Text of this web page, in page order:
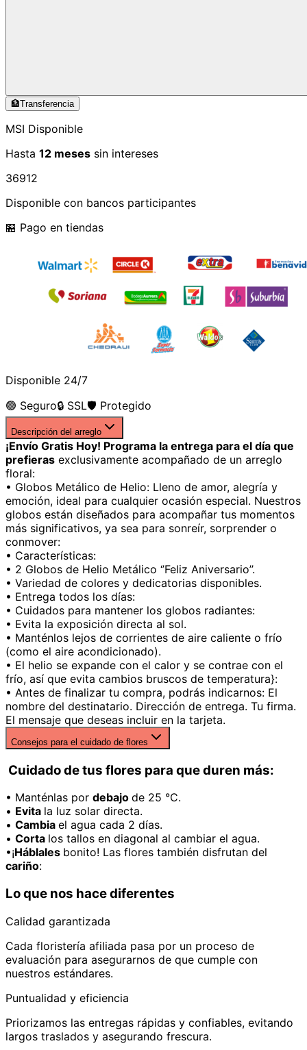
🏦Transferencia
MSI Disponible
Hasta 12 meses sin intereses
36912
Disponible con bancos participantes
🏪 Pago en tiendas
Disponible 24/7
🟢 Seguro🔒 SSL🛡️ Protegido
Descripción del arreglo
¡Envío Gratis Hoy! Programa la entrega para el día que
prefieras exclusivamente acompañado de un arreglo
floral:
• Globos Metálico de Helio: Lleno de amor, alegría y
emoción, ideal para cualquier ocasión especial. Nuestros
globos están diseñados para acompañar tus momentos
más significativos, ya sea para sonreír, sorprender o
conmover:
• Características:
• 2 Globos de Helio Metálico ‘’Feliz Aniversario’’.
• Variedad de colores y dedicatorias disponibles.
• Entrega todos los días:
• Cuidados para mantener los globos radiantes:
• Evita la exposición directa al sol.
• Manténlos lejos de corrientes de aire caliente o frío
(como el aire acondicionado).
• El helio se expande con el calor y se contrae con el
frío, así que evita cambios bruscos de temperatura}:
• Antes de finalizar tu compra, podrás indicarnos: El
nombre del destinatario. Dirección de entrega. Tu firma.
El mensaje que deseas incluir en la tarjeta.
Consejos para el cuidado de flores
Cuidado de tus flores para que duren más:
• Manténlas por debajo de 25 °C.
• Evita la luz solar directa.
• Cambia el agua cada 2 días.
• Corta los tallos en diagonal al cambiar el agua.
•¡Háblales bonito! Las flores también disfrutan del
cariño:
Lo que nos hace diferentes
Calidad garantizada
Cada floristería afiliada pasa por un proceso de
evaluación para asegurarnos de que cumple con
nuestros estándares.
Puntualidad y eficiencia
Priorizamos las entregas rápidas y confiables, evitando
largos traslados y asegurando frescura.